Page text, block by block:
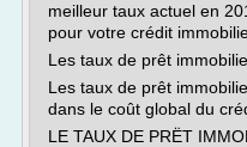
meilleur taux actuel en
pour votre crédit
Les taux de prêt
Les taux de prêt
dans le coût global du
LE TAUX DE PRËT